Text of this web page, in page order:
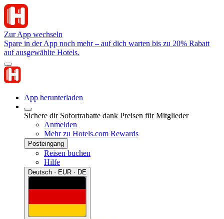
Zur App wechseln
Spare in der App noch mehr – auf dich warten bis zu 20% Rabatt
auf ausgewählte Hotels.
App herunterladen
Sichere dir Sofortrabatte dank Preisen für Mitglieder
Anmelden
Mehr zu Hotels.com Rewards
Posteingang
Reisen buchen
Hilfe
Deutsch · EUR · DE